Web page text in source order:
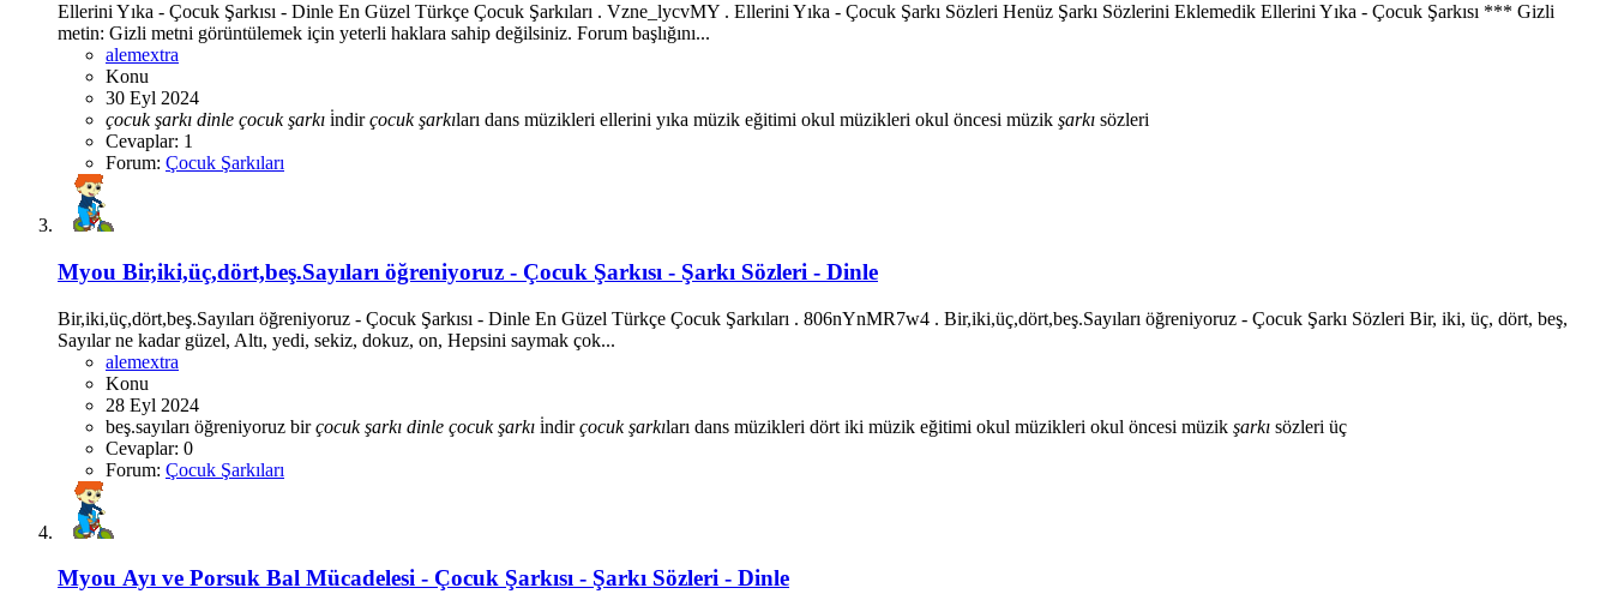
Ellerini Yıka - Çocuk Şarkısı - Dinle En Güzel Türkçe Çocuk Şarkıları . Vzne_lycvMY . Ellerini Yıka - Çocuk Şarkı Sözleri Henüz Şarkı Sözlerini Eklemedik Ellerini Yıka - Çocuk Şarkısı *** Gizli
metin: Gizli metni görüntülemek için yeterli haklara sahip değilsiniz. Forum başlığını...
alemextra
Konu
30 Eyl 2024
çocuk şarkı dinle çocuk şarkı i̇ndirçocuk şarkıları dans müzikleri ellerini yıka müzik eğitimi okul müzikleri okul öncesi müzik şarkı sözleri
Cevaplar: 1
Forum: Çocuk Şarkıları
Myou Bir,iki,üç,dört,beş.Sayıları öğreniyoruz - Çocuk Şarkısı - Şarkı Sözleri - Dinle
Bir,iki,üç,dört,beş.Sayıları öğreniyoruz - Çocuk Şarkısı - Dinle En Güzel Türkçe Çocuk Şarkıları . 806nYnMR7w4 . Bir,iki,üç,dört,beş.Sayıları öğreniyoruz - Çocuk Şarkı Sözleri Bir, iki, üç, dört, beş,
Sayılar ne kadar güzel, Altı, yedi, sekiz, dokuz, on, Hepsini saymak çok...
alemextra
Konu
28 Eyl 2024
beş.sayıları öğreniyoruz birçocuk şarkı dinle çocuk şarkı i̇ndirçocuk şarkıları dans müzikleri dört iki müzik eğitimi okul müzikleri okul öncesi müzik şarkı sözleri üç
Cevaplar: 0
Forum: Çocuk Şarkıları
Myou Ayı ve Porsuk Bal Mücadelesi - Çocuk Şarkısı - Şarkı Sözleri - Dinle